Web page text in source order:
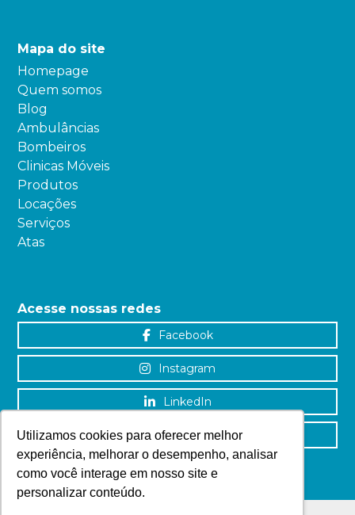
Utilizamos cookies para oferecer melhor
experiência, melhorar o desempenho, analisar
como você interage em nosso site e
personalizar conteúdo.
Mapa do site
Homepage
Quem somos
Blog
Ambulâncias
Bombeiros
Clinicas Móveis
Produtos
Locações
Serviços
Atas
Acesse nossas redes
Facebook
Instagram
LinkedIn
YouTube